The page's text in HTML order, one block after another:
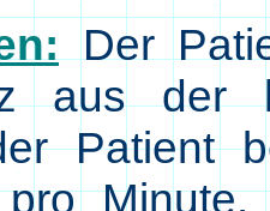
Der
aus der
Patient
pro